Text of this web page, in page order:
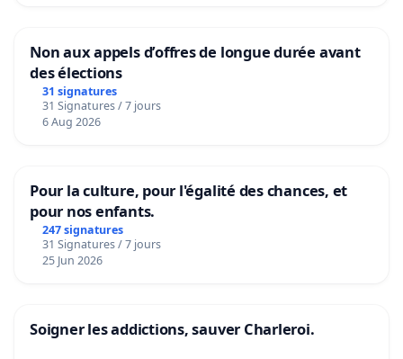
Non aux appels d’offres de longue durée avant
des élections
31 signatures
31 Signatures / 7 jours
6 Aug 2026
Pour la culture, pour l'égalité des chances, et
pour nos enfants.
247 signatures
31 Signatures / 7 jours
25 Jun 2026
Soigner les addictions, sauver Charleroi.